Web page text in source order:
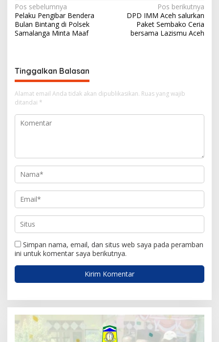
N
a
v
g
a
s
i
p
Pos sebelumnya
Pelaku Pengibar Bendera
Bulan Bintang di Polsek
Samalanga Minta Maaf
Pos berikutnya
DPD IMM Aceh salurkan
Paket Sembako Ceria
bersama Lazismu Aceh
Tinggalkan Balasan
Alamat email Anda tidak akan dipublikasikan. Ruas yang wajib
ditandai *
Simpan nama, email, dan situs web saya pada peramban
ini untuk komentar saya berikutnya.